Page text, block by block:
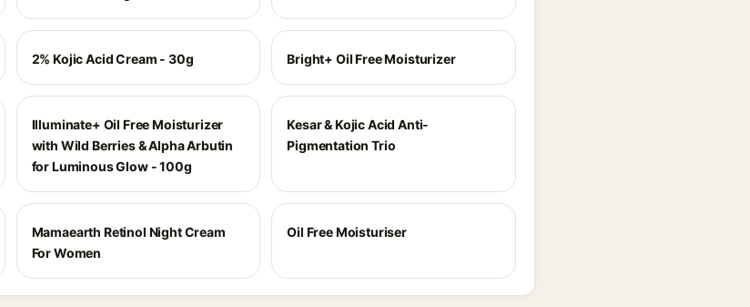
2% Kojic Acid Cream - 30g Bright+ Oil Free Moisturizer
Illuminate+ Oil Free Moisturizer
with Wild Berries & Alpha Arbutin
for Luminous Glow - 100g
Kesar & Kojic Acid Anti-
Pigmentation Trio
Mamaearth Retinol Night Cream
For Women
Oil Free Moisturiser